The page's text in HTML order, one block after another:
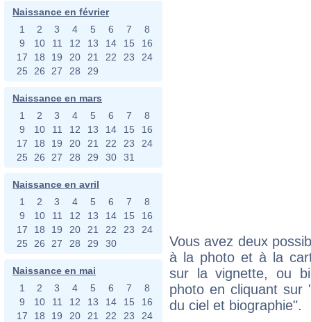
Naissance en février
1
2 3 4 5 6 7
8
9
10 11 12 13 14 15
16
17
18 19 20 21 22 23
24
25
26 27 28 29
Naissance en mars
1
2 3 4 5 6 7
8
9
10 11 12 13 14 15
16
17
18 19 20 21 22 23
24
25
26 27 28 29 30 31
Naissance en avril
1
2 3 4 5 6 7
8
9
10 11 12 13 14 15
16
17
18 19 20 21 22 23
24
25
26 27 28 29 30
Naissance en mai
1
2 3 4 5 6 7
8
9
10 11 12 13 14 15
16
17
18 19 20 21 22 23
24
Vous avez deux
à la photo et à la
sur la vignette, ou
photo en cliquant sur
du ciel et biographie".